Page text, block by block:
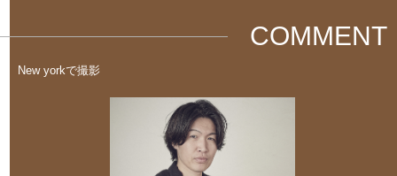
COMMENT
New yorkで撮影